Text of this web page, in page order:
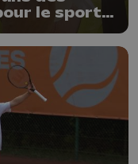
le sport